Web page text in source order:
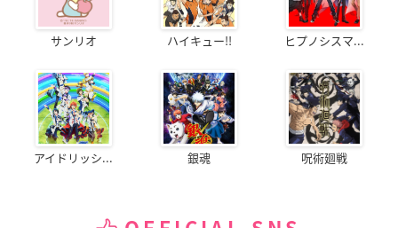
サンリオ ハイキュー!! ヒプノシスマ...
アイドリッシ... 銀魂 呪術廻戦